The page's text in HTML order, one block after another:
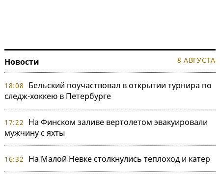
Новости 8 АВГУСТА
18:08
Бельский поучаствовал в открытии турнира по
следж-хоккею в Петербурге
17:22
На Финском заливе вертолетом эвакуировали
мужчину с яхты
16:32 На Малой Невке столкнулись теплоход и катер